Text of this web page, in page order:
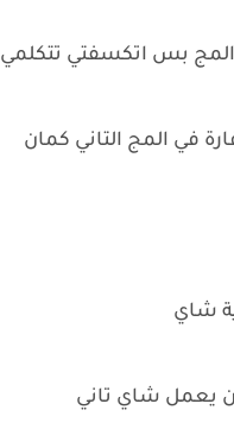
بس اتكسفتي تتكلمي
في المج التاني كمان
شاي
يعمل شاي تاني